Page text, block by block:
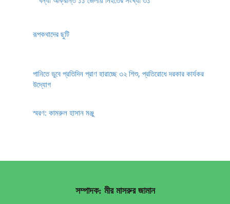
রূপকথাদের ছুটি
পানিতে ডুবে প্রতিদিন প্রাণ হারাচ্ছে ৩২ শিশু, প্রতিরোধে দরকার কার্যকর
উদ্যোগ
স্মরণ: কামরুল হাসান মঞ্জু
সম্পাদক: মীর মাসরুর জামান